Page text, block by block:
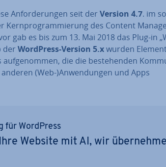
An­for­de­run­gen seit der Version 4.7. im
Kern­pro­gram­mie­rung des Content
gab es bis zum 13. Mai 2018 das Plug-in
der WordPress-Version 5.xwurden
auf­ge­nom­men, die die be­stehen­den
(Web-)An­wen­dun­gen und Apps
für WordPress
Website mit AI, wir